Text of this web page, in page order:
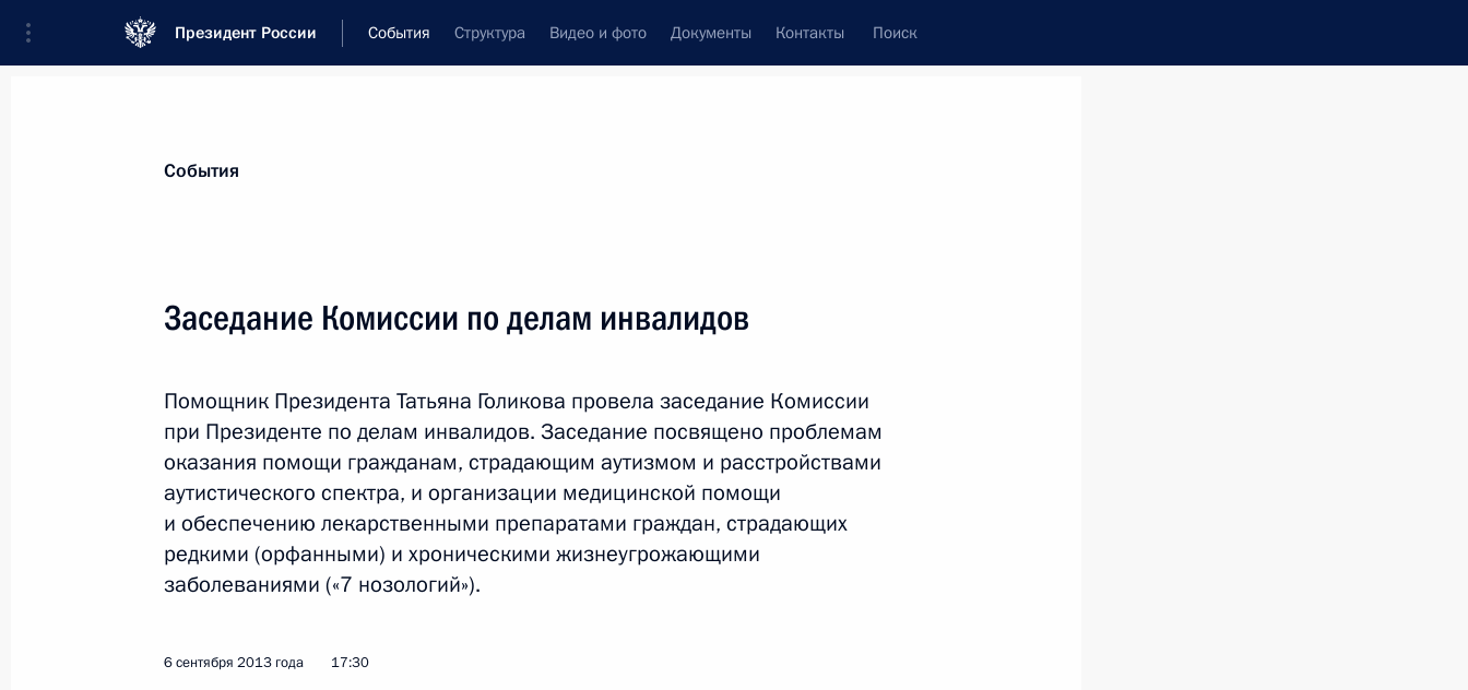
Президент России События Структура Видео и фото Документы Контакты Поиск
Новости
Все комиссии и советы
Показать следующие материалы
О приёме документов на соискание Государственных премий
Российской Федерации за 2013 год
События
Заседание Комиссии по делам инвалидов
Помощник Президента Татьяна Голикова провела заседание Комиссии
при Президенте по делам инвалидов. Заседание посвящено проблемам
оказания помощи гражданам, страдающим аутизмом и расстройствами
аутистического спектра, и организации медицинской помощи
и обеспечению лекарственными препаратами граждан, страдающих
редкими (орфанными) и хроническими жизнеугрожающими
заболеваниями («7 нозологий»).
6 сентября 2013 года 17:30